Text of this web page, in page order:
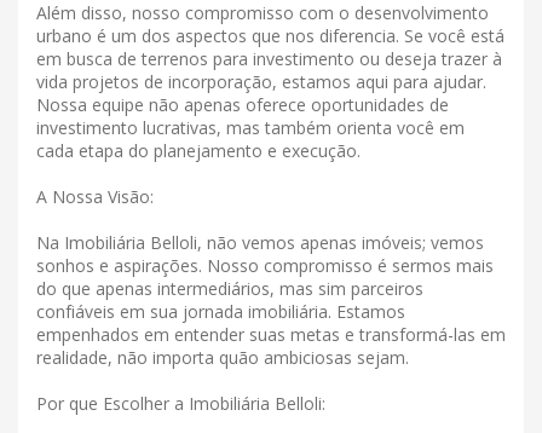
Além disso, nosso compromisso com o desenvolvimento
urbano é um dos aspectos que nos diferencia. Se você está
em busca de terrenos para investimento ou deseja trazer à
vida projetos de incorporação, estamos aqui para ajudar.
Nossa equipe não apenas oferece oportunidades de
investimento lucrativas, mas também orienta você em
cada etapa do planejamento e execução.
A Nossa Visão:
Na Imobiliária Belloli, não vemos apenas imóveis; vemos
sonhos e aspirações. Nosso compromisso é sermos mais
do que apenas intermediários, mas sim parceiros
confiáveis ​​em sua jornada imobiliária. Estamos
empenhados em entender suas metas e transformá-las em
realidade, não importa quão ambiciosas sejam.
Por que Escolher a Imobiliária Belloli: